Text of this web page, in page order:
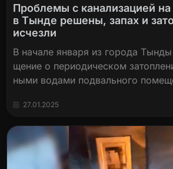
Проблемы с канализацией
в Тынде решены, запах и
исчезли
В начале января из города
щение о периодическом
ными водами подвального
27.01.2025